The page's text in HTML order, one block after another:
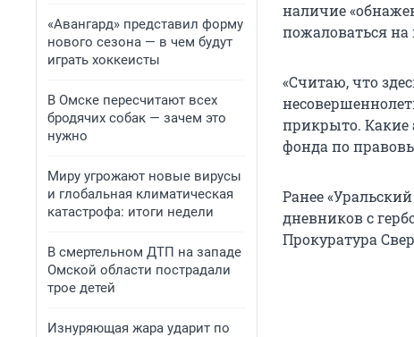
«Авангард» представил форму
нового сезона — в чем будут
играть хоккеисты
В Омске пересчитают всех
бродячих собак — зачем это
нужно
Миру угрожают новые вирусы
и глобальная климатическая
катастрофа: итоги недели
В смертельном ДТП на западе
Омской области пострадали
трое детей
Изнуряющая жара ударит по
наличие
пожаловаться на
«Считаю, что
прикрыто. Какие
фонда по
Ранее
дневников с
Прокуратура